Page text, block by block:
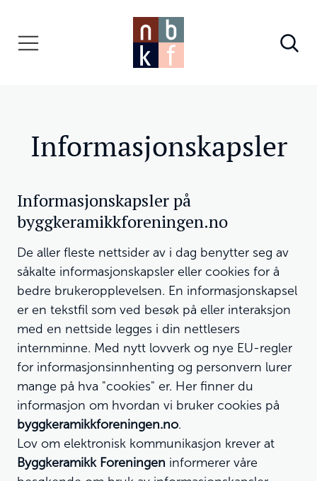
Informasjonskapsler
Informasjonskapsler på
byggkeramikkforeningen.no
De aller fleste nettsider av i dag benytter seg av
såkalte informasjonskapsler eller cookies for å
bedre brukeropplevelsen. En informasjonskapsel
er en tekstfil som ved besøk på eller interaksjon
med en nettside legges i din nettlesers
internminne. Med nytt lovverk og nye EU-regler
for informasjonsinnhenting og personvern lurer
mange på hva "cookies" er. Her finner du
informasjon om hvordan vi bruker cookies på
byggkeramikkforeningen.no.
Lov om elektronisk kommunikasjon krever at
Byggkeramikk Foreningen informerer våre